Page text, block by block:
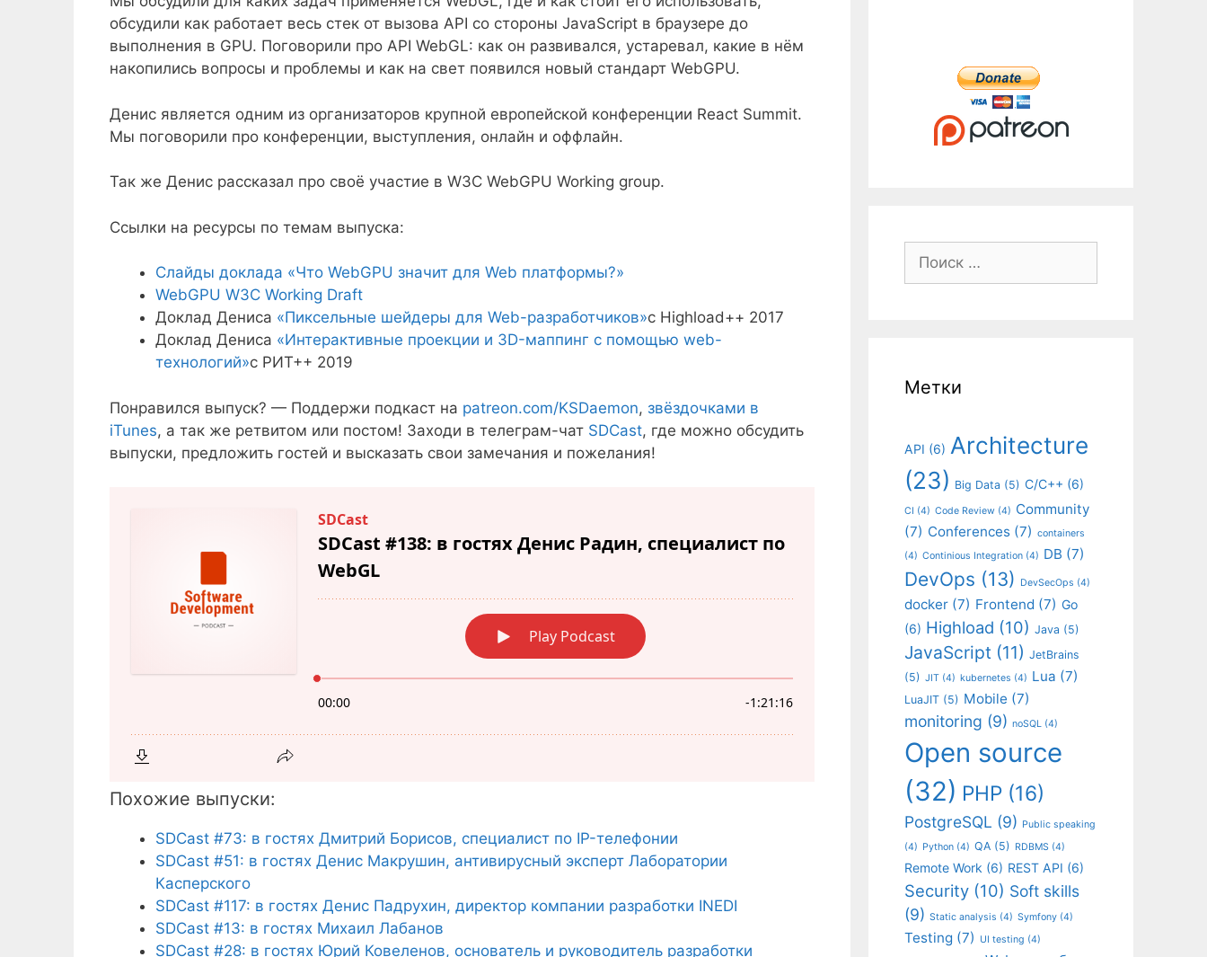
обсудили как работает весь стек от вызова API со стороны JavaScript в браузере до
выполнения в GPU. Поговорили про API WebGL: как он развивался, устаревал, какие в нём
накопились вопросы и проблемы и как на свет появился новый стандарт WebGPU.
Денис является одним из организаторов крупной европейской конференции React Summit.
Мы поговорили про конференции, выступления, онлайн и оффлайн.
Так же Денис рассказал про своё участие в W3C WebGPU Working group.
Ссылки на ресурсы по темам выпуска:
Слайды доклада «Что WebGPU значит для Web платформы?»
WebGPU W3C Working Draft
Доклад Дениса «Пиксельные шейдеры для Web-разработчиков»с Highload++ 2017
Доклад Дениса «Интерактивные проекции и 3D-маппинг с помощью web-
технологий»с РИТ++ 2019
Понравился выпуск? — Поддержи подкаст на patreon.com/KSDaemon, звёздочками в
iTunes, а так же ретвитом или постом! Заходи в телеграм-чат SDCast, где можно обсудить
выпуски, предложить гостей и высказать свои замечания и пожелания!
Похожие выпуски:
SDCast #73: в гостях Дмитрий Борисов, специалист по IP-телефонии
SDCast #51: в гостях Денис Макрушин, антивирусный эксперт Лаборатории
Касперского
SDCast #117: в гостях Денис Падрухин, директор компании разработки INEDI
SDCast #13: в гостях Михаил Лабанов
SDCast #28: в гостях Юрий Ковеленов, основатель и руководитель разработки
Поиск:
Метки
API (6) Architecture
(23) Big Data (5) C/C++ (6)
CI (4) Code Review (4) Community
(7) Conferences (7) containers
(4) Continious Integration (4) DB (7)
DevOps (13) DevSecOps (4)
docker (7) Frontend (7) Go
(6) Highload (10) Java (5)
JavaScript (11) JetBrains
(5) JIT (4) kubernetes (4) Lua (7)
LuaJIT (5) Mobile (7)
monitoring (9) noSQL (4)
Open source
(32) PHP (16)
PostgreSQL (9) Public speaking
(4) Python (4) QA (5) RDBMS (4)
Remote Work (6) REST API (6)
Security (10) Soft skills
(9) Static analysis (4) Symfony (4)
Testing (7) UI testing (4)